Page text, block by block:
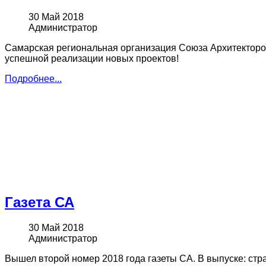
30 Май 2018
Администратор
Самарская региональная организация Союза
успешной реализации новых проектов!
Подробнее...
Газета СА
30 Май 2018
Администратор
Вышел второй номер 2018 года газеты СА. В выпуске: